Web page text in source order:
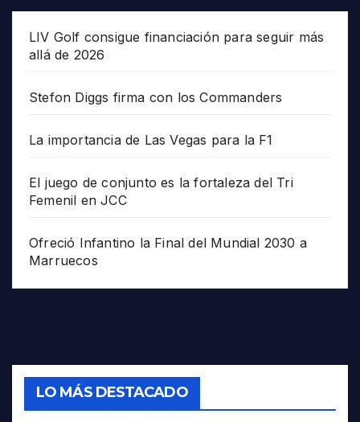
LIV Golf consigue financiación para seguir más
allá de 2026
Stefon Diggs firma con los Commanders
La importancia de Las Vegas para la F1
El juego de conjunto es la fortaleza del Tri
Femenil en JCC
Ofreció Infantino la Final del Mundial 2030 a
Marruecos
LO MÁS DESTACADO